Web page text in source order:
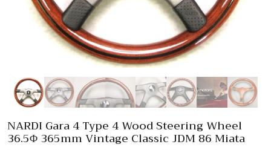
NARDI Gara 4 Type 4 Wood Steering Wheel
36.5Φ 365mm Vintage Classic JDM 86 Miata